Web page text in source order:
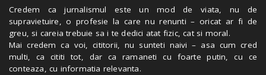
Credem ca jurnalismul este un mod de viata, nu de
supravietuire, o profesie la care nu renunti – oricat ar fi de
greu, si careia trebuie sa i te dedici atat fizic, cat si moral.
Mai credem ca voi, cititorii, nu sunteti naivi – asa cum cred
multi, ca cititi tot, dar ca ramaneti cu foarte putin, cu ce
conteaza, cu informatia relevanta.